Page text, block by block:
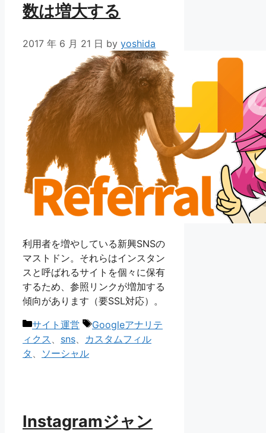
数は増大する
2017 年 6 月 21 日 by yoshida
利用者を増やしている新興SNSの
マストドン。それらはインスタン
スと呼ばれるサイトを個々に保有
するため、参照リンクが増加する
傾向があります（要SSL対応）。
カ
テ
サイト運営
タ
グ
Googleアナリテ
ィクス 、 sns、 カスタムフィル
タ 、 ソーシャル
Instagramジャン